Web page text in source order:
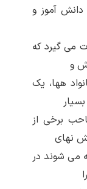
آموز و
می گیرد که
و
هها، یک
برخی از
نهای
می شوند در